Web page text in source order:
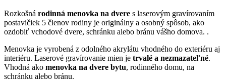
Rozkošná rodinná menovka na dvere s laserovým gravírovaním
postavičiek 5 členov rodiny je originálny a osobný spôsob, ako
ozdobiť vchodové dvere, schránku alebo bránu vášho domova. .
Menovka je vyrobená z odolného akrylátu vhodného do exteriéru aj
interiéru. Laserové gravírovanie mien je trvalé a nezmazateľné.
Vhodná ako menovka na dvere bytu, rodinného domu, na
schránku alebo bránu.